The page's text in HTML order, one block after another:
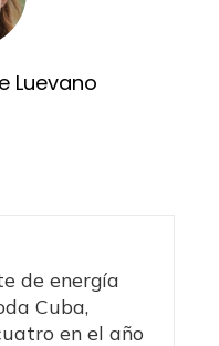
Luevano
de energía
Cuba,
en el año